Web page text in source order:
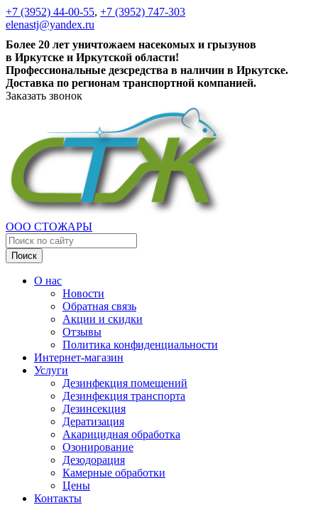
+7 (3952) 44-00-55, +7 (3952) 747-303
elenastj@yandex.ru
Более 20 лет уничтожаем насекомых и грызунов
в Иркутске и Иркутской области!
Профессиональные дезсредства в наличии в Иркутске.
Доставка по регионам транспортной компанией.
Заказать звонок
ООО СТОЖАРЫ
Поиск
О нас
Новости
Обратная связь
Акции и скидки
Отзывы
Политика конфиденциальности
Интернет-магазин
Услуги
Дезинфекция помещений
Дезинфекция транспорта
Дезинсекция
Дератизация
Акарицидная обработка
Озонирование
Дезодорация
Камерные обработки
Цены
Контакты